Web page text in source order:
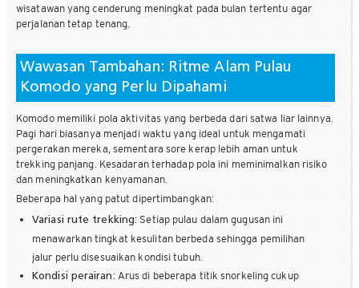
wisatawan yang cenderung meningkat pada bulan tertentu agar
perjalanan tetap tenang.
Wawasan Tambahan: Ritme Alam Pulau
Komodo yang Perlu Dipahami
Komodo memiliki pola aktivitas yang berbeda dari satwa liar lainnya.
Pagi hari biasanya menjadi waktu yang ideal untuk mengamati
pergerakan mereka, sementara sore kerap lebih aman untuk
trekking panjang. Kesadaran terhadap pola ini meminimalkan risiko
dan meningkatkan kenyamanan.
Beberapa hal yang patut dipertimbangkan:
Variasi rute trekking: Setiap pulau dalam gugusan ini
menawarkan tingkat kesulitan berbeda sehingga pemilihan
jalur perlu disesuaikan kondisi tubuh.
Kondisi perairan: Arus di beberapa titik snorkeling cukup